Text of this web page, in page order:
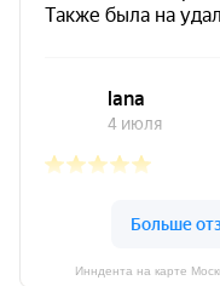
Инндента на карте